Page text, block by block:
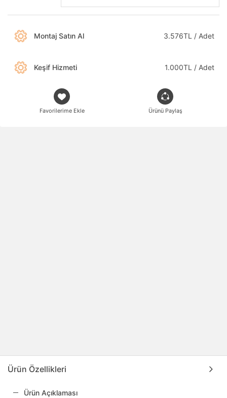
Montaj Satın Al 3.576TL / Adet
Keşif Hizmeti 1.000TL / Adet
Favorilerime Ekle Ürünü Paylaş
Ürün Özellikleri
Ürün Açıklaması